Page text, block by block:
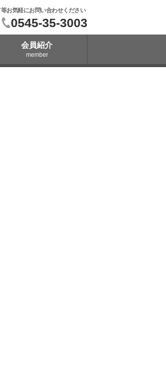
お気軽にお問い合わせください
0545-35-3003
会員紹介
member